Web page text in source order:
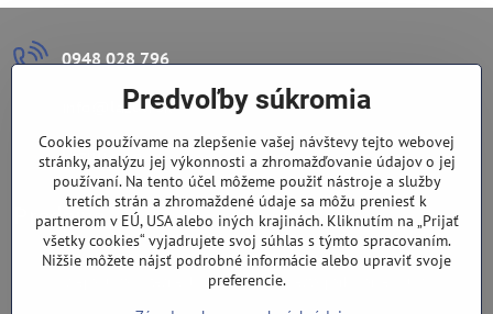
0948 028 796
info​@lazuli​.sk
Lazuli s​.r​.o​.
Predajňa
Nové Zámky, Pri gymnáziu 6
(slepá ulica), v tesnej blízkosti centra mesta, parkovanie v ulici
Predvoľby súkromia
Cookies používame na zlepšenie vašej návštevy tejto webovej
stránky, analýzu jej výkonnosti a zhromažďovanie údajov o jej
používaní. Na tento účel môžeme použiť nástroje a služby
tretích strán a zhromaždené údaje sa môžu preniesť k
partnerom v EÚ, USA alebo iných krajinách. Kliknutím na „Prijať
všetky cookies“ vyjadrujete svoj súhlas s týmto spracovaním.
Nižšie môžete nájsť podrobné informácie alebo upraviť svoje
preferencie.